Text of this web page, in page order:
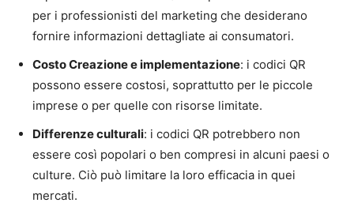
per i professionisti del marketing che desiderano
fornire informazioni dettagliate ai consumatori.
Costo Creazione e implementazione: i codici QR
possono essere costosi, soprattutto per le piccole
imprese o per quelle con risorse limitate.
Differenze culturali: i codici QR potrebbero non
essere così popolari o ben compresi in alcuni paesi o
culture. Ciò può limitare la loro efficacia in quei
mercati.